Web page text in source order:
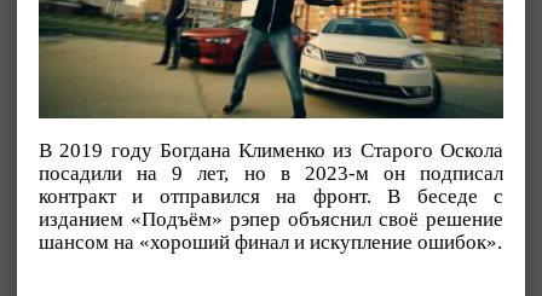
В 2019 году Богдана Клименко из Старого Оскола
посадили на 9 лет, но в 2023-м он подписал
контракт и отправился на фронт. В беседе с
изданием «Подъём» рэпер объяснил своё решение
шансом на «хороший финал и искупление ошибок».